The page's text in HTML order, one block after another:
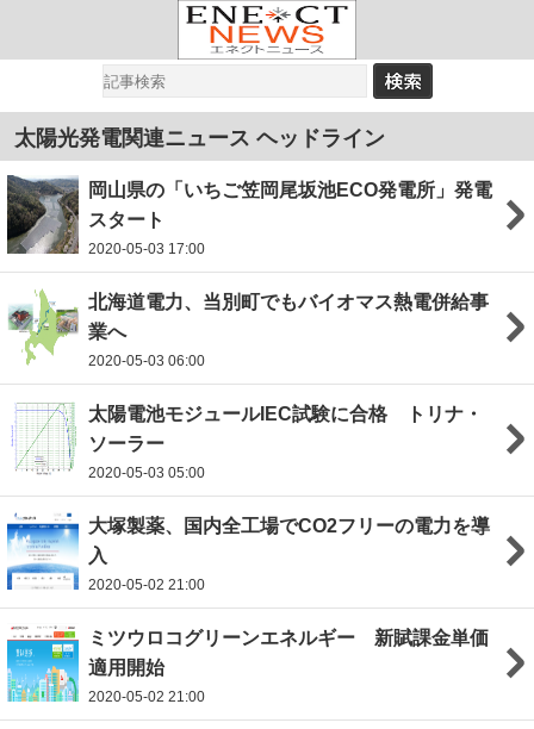
太陽光発電関連ニュース ヘッドライン
岡山県の「いちご笠岡尾坂池ECO発電所」発電
スタート
2020-05-03 17:00
北海道電力、当別町でもバイオマス熱電併給事
業へ
2020-05-03 06:00
太陽電池モジュールIEC試験に合格 トリナ・
ソーラー
2020-05-03 05:00
大塚製薬、国内全工場でCO2フリーの電力を導
入
2020-05-02 21:00
ミツウロコグリーンエネルギー 新賦課金単価
適用開始
2020-05-02 21:00